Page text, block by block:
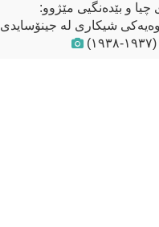
چیا و بێدەنگیی مێژوو:
شیکاری لە جینۆسایدی